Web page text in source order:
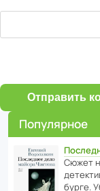
Отправить
Популярное
Сюжет
бурге.